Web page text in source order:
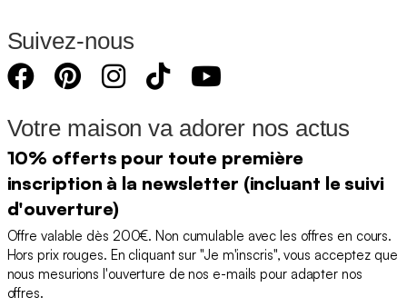
Suivez-nous
Votre maison va adorer nos actus
10% offerts pour toute première
inscription à la newsletter (incluant le suivi
d'ouverture)
Offre valable dès 200€. Non cumulable avec les offres en cours.
Hors prix rouges. En cliquant sur "Je m'inscris", vous acceptez que
nous mesurions l'ouverture de nos e-mails pour adapter nos
offres.